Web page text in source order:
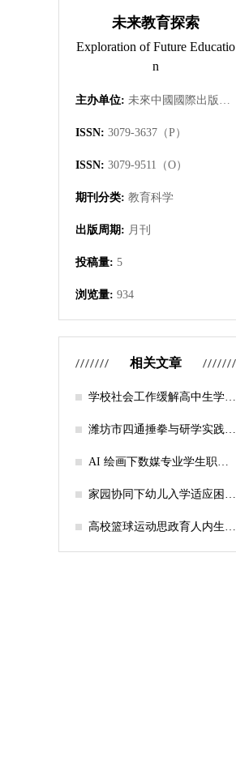
未来教育探索
Exploration of Future Educatio
n
主办单位: 未來中國國際出版集團有限公司
ISSN: 3079-3637（P）
ISSN: 3079-9511（O）
期刊分类: 教育科学
出版周期: 月刊
投稿量: 5
浏览量: 934
相关文章
学校社会工作缓解高中生学习
课堂”为介入载体
潍坊市四通捶拳与研学实践教
AI 绘画下数媒专业学生职业
家园协同下幼儿入学适应困难
高校篮球运动思政育人内生逻